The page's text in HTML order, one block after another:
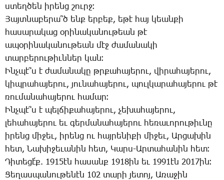
ստեղ­ծեն ի­րենց շուրջ։
­Յայտ­նա­բե­րա՞ծ ենք եր­բեք, ե­թէ հայ կեան­քի
հա­սա­րա­կաց օ­րի­նա­կա­նու­թեան թէ
ա­պօ­րի­նա­կա­նու­թեան մէջ ժա­մա­նա­կի
տար­բե­րու­թիւն­ներ կան։
Ինչ­պէ՞ս է ժա­մա­նա­կը թրքա­հա­յե­րու, վի­րա­հա­յե­րու,
կիպ­րա­հա­յե­րու, յու­նա­հա­յե­րու, պուլ­կա­րա­հա­յե­րու թէ
ռու­մա­նա­հա­յե­րու հա­մար։
Ինչ­պէ՞ս է պել­ճի­քա­հա­յե­րու, չե­խա­հա­յե­րու,
լե­հա­հա­յե­րու եւ գեր­մա­նա­հա­յե­րու հե­ռա­ւո­րու­թիւ­նը
ի­րենց մի­ջեւ, ի­րենց ու հայ­րե­նի­քի մի­ջեւ, Ար­ցա­խին
հետ, ­Նա­խի­ջե­ւա­նին հետ, ­Կարս-Ար­տա­հա­նին հետ։
­Դի­տե­ցէ՛ք. 1915էն հա­սանք 1918ին եւ 1991էն 2017ին։
­Ցե­ղաս­պա­նու­թե­նէն 102 տա­րի յե­տոյ, Ա­ռա­ջին